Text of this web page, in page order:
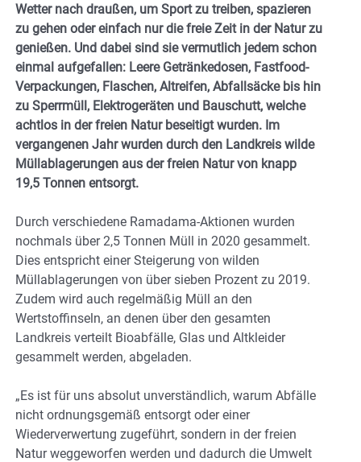
Wetter nach draußen, um Sport zu treiben, spazieren
zu gehen oder einfach nur die freie Zeit in der Natur zu
genießen. Und dabei sind sie vermutlich jedem schon
einmal aufgefallen: Leere Getränkedosen, Fastfood-
Verpackungen, Flaschen, Altreifen, Abfallsäcke bis hin
zu Sperrmüll, Elektrogeräten und Bauschutt, welche
achtlos in der freien Natur beseitigt wurden. Im
vergangenen Jahr wurden durch den Landkreis wilde
Müllablagerungen aus der freien Natur von knapp
19,5 Tonnen entsorgt.
Durch verschiedene Ramadama-Aktionen wurden
nochmals über 2,5 Tonnen Müll in 2020 gesammelt.
Dies entspricht einer Steigerung von wilden
Müllablagerungen von über sieben Prozent zu 2019.
Zudem wird auch regelmäßig Müll an den
Wertstoffinseln, an denen über den gesamten
Landkreis verteilt Bioabfälle, Glas und Altkleider
gesammelt werden, abgeladen.
„Es ist für uns absolut unverständlich, warum Abfälle
nicht ordnungsgemäß entsorgt oder einer
Wiederverwertung zugeführt, sondern in der freien
Natur weggeworfen werden und dadurch die Umwelt